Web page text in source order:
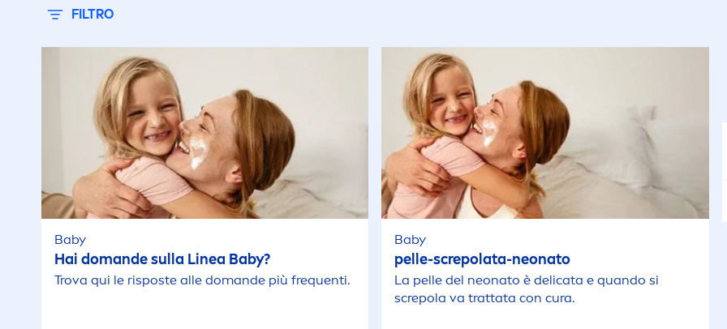
FILTRO
Baby
Hai domande sulla Linea Baby?
Trova qui le risposte alle domande più frequenti.
Baby
pelle-screpolata-neonato
La pelle del neonato è delicata e quando si
screpola va trattata con cura.